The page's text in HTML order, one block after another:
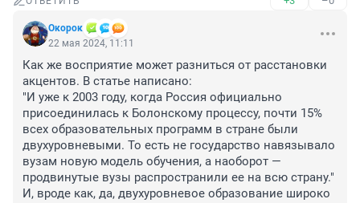
Окорок
22 мая 2024, 11:11
Как же восприятие может разниться от расстановки
акцентов. В статье написано:
"И уже к 2003 году, когда Россия официально
присоединилась к Болонскому процессу, почти 15%
всех образовательных программ в стране были
двухуровневыми. То есть не государство навязывало
вузам новую модель обучения, а наоборот —
продвинутые вузы распространили ее на всю страну."
И, вроде как, да, двухуровневое образование широко